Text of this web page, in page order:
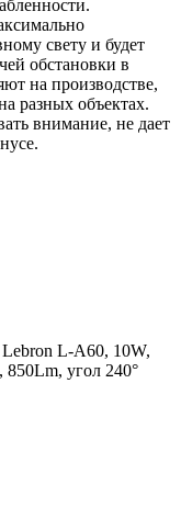
свету и будет
обстановки в
на производстве,
разных объектах.
внимание, не дает
L-A60, 10W,
угол 240°